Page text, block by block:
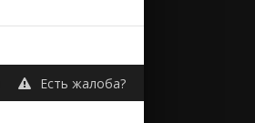
Есть жалоба?